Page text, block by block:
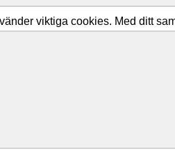
viktiga cookies. Med ditt